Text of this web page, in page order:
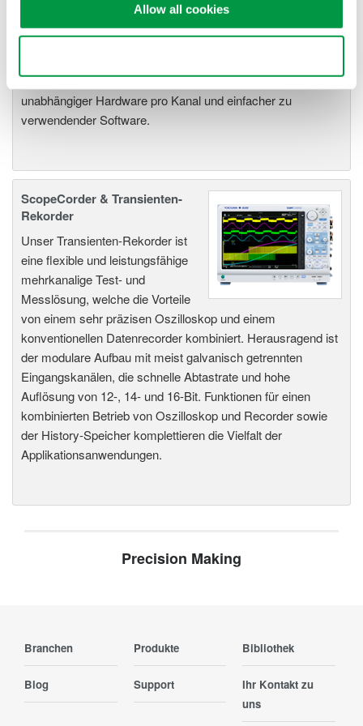
Allow all cookies
Yokogawa bieten eine höchste
und Speichertiefe, mit
unabhängiger Hardware pro Kanal und einfacher zu
verwendender Software.
ScopeCorder & Transienten-
Rekorder
Unser Transienten-Rekorder ist
eine flexible und leistungsfähige
mehrkanalige Test- und
Messlösung, welche die Vorteile
von einem sehr präzisen Oszilloskop und einem
konventionellen Datenrecorder kombiniert. Herausragend ist
der modulare Aufbau mit meist galvanisch getrennten
Eingangskanälen, die schnelle Abtastrate und hohe
Auflösung von 12-, 14- und 16-Bit. Funktionen für einen
kombinierten Betrieb von Oszilloskop und Recorder sowie
der History-Speicher komplettieren die Vielfalt der
Applikationsanwendungen.
Precision Making
Branchen Produkte Bibliothek
Blog Support
Ihr Kontakt zu
uns